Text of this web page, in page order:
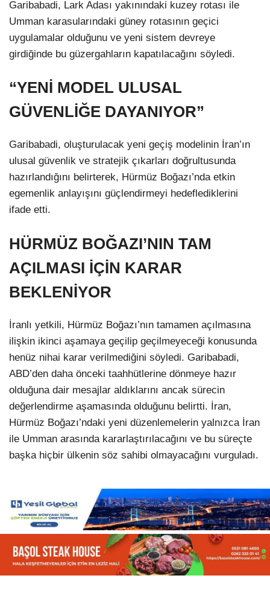
Garibabadi, Lark Adası yakınındaki kuzey rotası ile
Umman karasularındaki güney rotasının geçici
uygulamalar olduğunu ve yeni sistem devreye
girdiğinde bu güzergahların kapatılacağını söyledi.
“YENİ MODEL ULUSAL
GÜVENLİĞE DAYANIYOR”
Garibabadi, oluşturulacak yeni geçiş modelinin İran’ın
ulusal güvenlik ve stratejik çıkarları doğrultusunda
hazırlandığını belirterek, Hürmüz Boğazı’nda etkin
egemenlik anlayışını güçlendirmeyi hedeflediklerini
ifade etti.
HÜRMÜZ BOĞAZI’NIN TAM
AÇILMASI İÇİN KARAR
BEKLENİYOR
İranlı yetkili, Hürmüz Boğazı’nın tamamen açılmasına
ilişkin ikinci aşamaya geçilip geçilmeyeceği konusunda
henüz nihai karar verilmediğini söyledi. Garibabadi,
ABD’den daha önceki taahhütlerine dönmeye hazır
olduğuna dair mesajlar aldıklarını ancak sürecin
değerlendirme aşamasında olduğunu belirtti. İran,
Hürmüz Boğazı’ndaki yeni düzenlemelerin yalnızca İran
ile Umman arasında kararlaştırılacağını ve bu süreçte
başka hiçbir ülkenin söz sahibi olmayacağını vurguladı.